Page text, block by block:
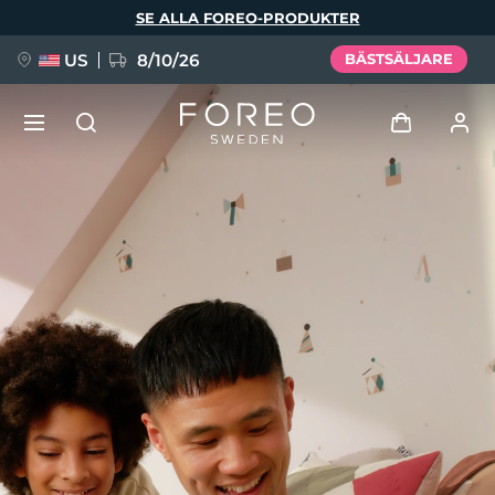
SE ALLA FOREO-PRODUKTER
US 8/10/26 BÄSTSÄLJARE
Användarprofil
Mina beställningar
Mina prenumerationer
NYHET
FAQ™ Pure Beauty-Tech Elixir
BREAKING NEWS
issa™ Teeth Whitening Set
Språk
English Deutsch
Español
Français
Italiano
Polski
Svenska
Русский
Türkçe
简体中文